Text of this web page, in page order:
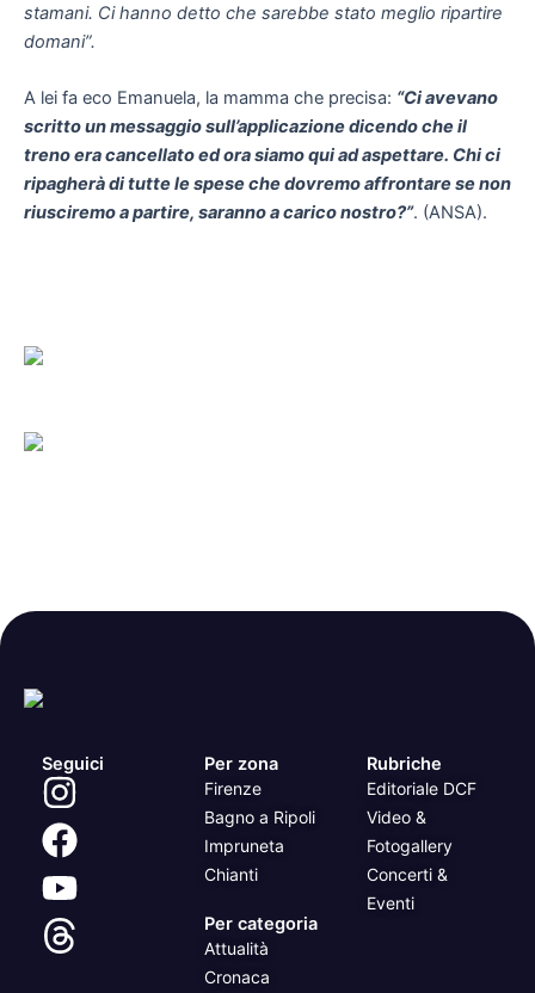
stamani. Ci hanno detto che sarebbe stato meglio ripartire
domani”.
A lei fa eco Emanuela, la mamma che precisa: “Ci avevano
scritto un messaggio sull’applicazione dicendo che il
treno era cancellato ed ora siamo qui ad aspettare. Chi ci
ripagherà di tutte le spese che dovremo affrontare se non
riusciremo a partire, saranno a carico nostro?”. (ANSA).
Seguici Per zona
Firenze
Bagno a Ripoli
Impruneta
Chianti
Per categoria
Attualità
Cronaca
Rubriche
Editoriale DCF
Video &
Fotogallery
Concerti &
Eventi